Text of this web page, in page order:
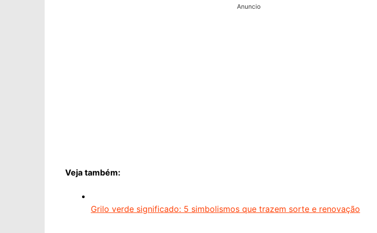
Anuncio
Veja também:
Grilo verde significado: 5 simbolismos que trazem sorte e renovação